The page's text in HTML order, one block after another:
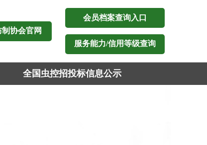
协会官网
服务能力/信用等级查询
会员档案查询入口
全国虫控招投标信息公示